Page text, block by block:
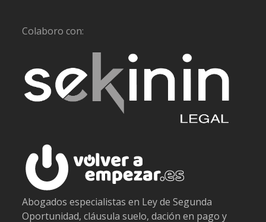
Colaboro con:
Abogados especialistas en Ley de Segunda
Oportunidad, cláusula suelo, dación en pago y